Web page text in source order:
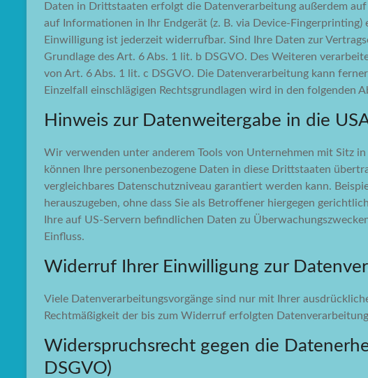
Daten in Drittstaaten erfolgt die Datenverarbeitung außerdem
auf Informationen in Ihr Endgerät (z. B. via Device-
Einwilligung ist jederzeit widerrufbar. Sind Ihre Daten zur
Grundlage des Art. 6 Abs. 1 lit. b DSGVO. Des Weiteren
von Art. 6 Abs. 1 lit. c DSGVO. Die Datenverarbeitung kann
Einzelfall einschlägigen Rechtsgrundlagen wird in den folgenden
Hinweis zur Datenweitergabe in die
Wir verwenden unter anderem Tools von Unternehmen mit Sitz
können Ihre personenbezogene Daten in diese Drittstaaten
vergleichbares Datenschutzniveau garantiert werden kann.
herauszugeben, ohne dass Sie als Betroffener hiergegen
Ihre auf US-Servern befindlichen Daten zu
Einfluss.
Widerruf Ihrer Einwilligung zur
Viele Datenverarbeitungsvorgänge sind nur mit Ihrer
Rechtmäßigkeit der bis zum Widerruf erfolgten
Widerspruchsrecht gegen die
DSGVO)